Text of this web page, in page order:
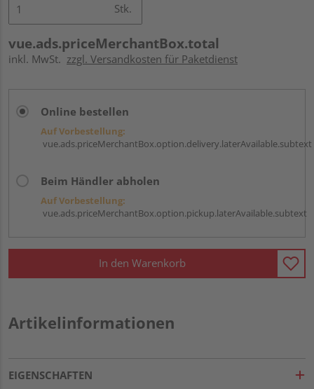
Stk.
vue.ads.priceMerchantBox.total
inkl. MwSt. zzgl. Versandkosten für Paketdienst
Online bestellen
Auf Vorbestellung:
vue.ads.priceMerchantBox.option.delivery.laterAvailable.subtext
Beim Händler abholen
Auf Vorbestellung:
vue.ads.priceMerchantBox.option.pickup.laterAvailable.subtext
In den Warenkorb
Artikelinformationen
EIGENSCHAFTEN